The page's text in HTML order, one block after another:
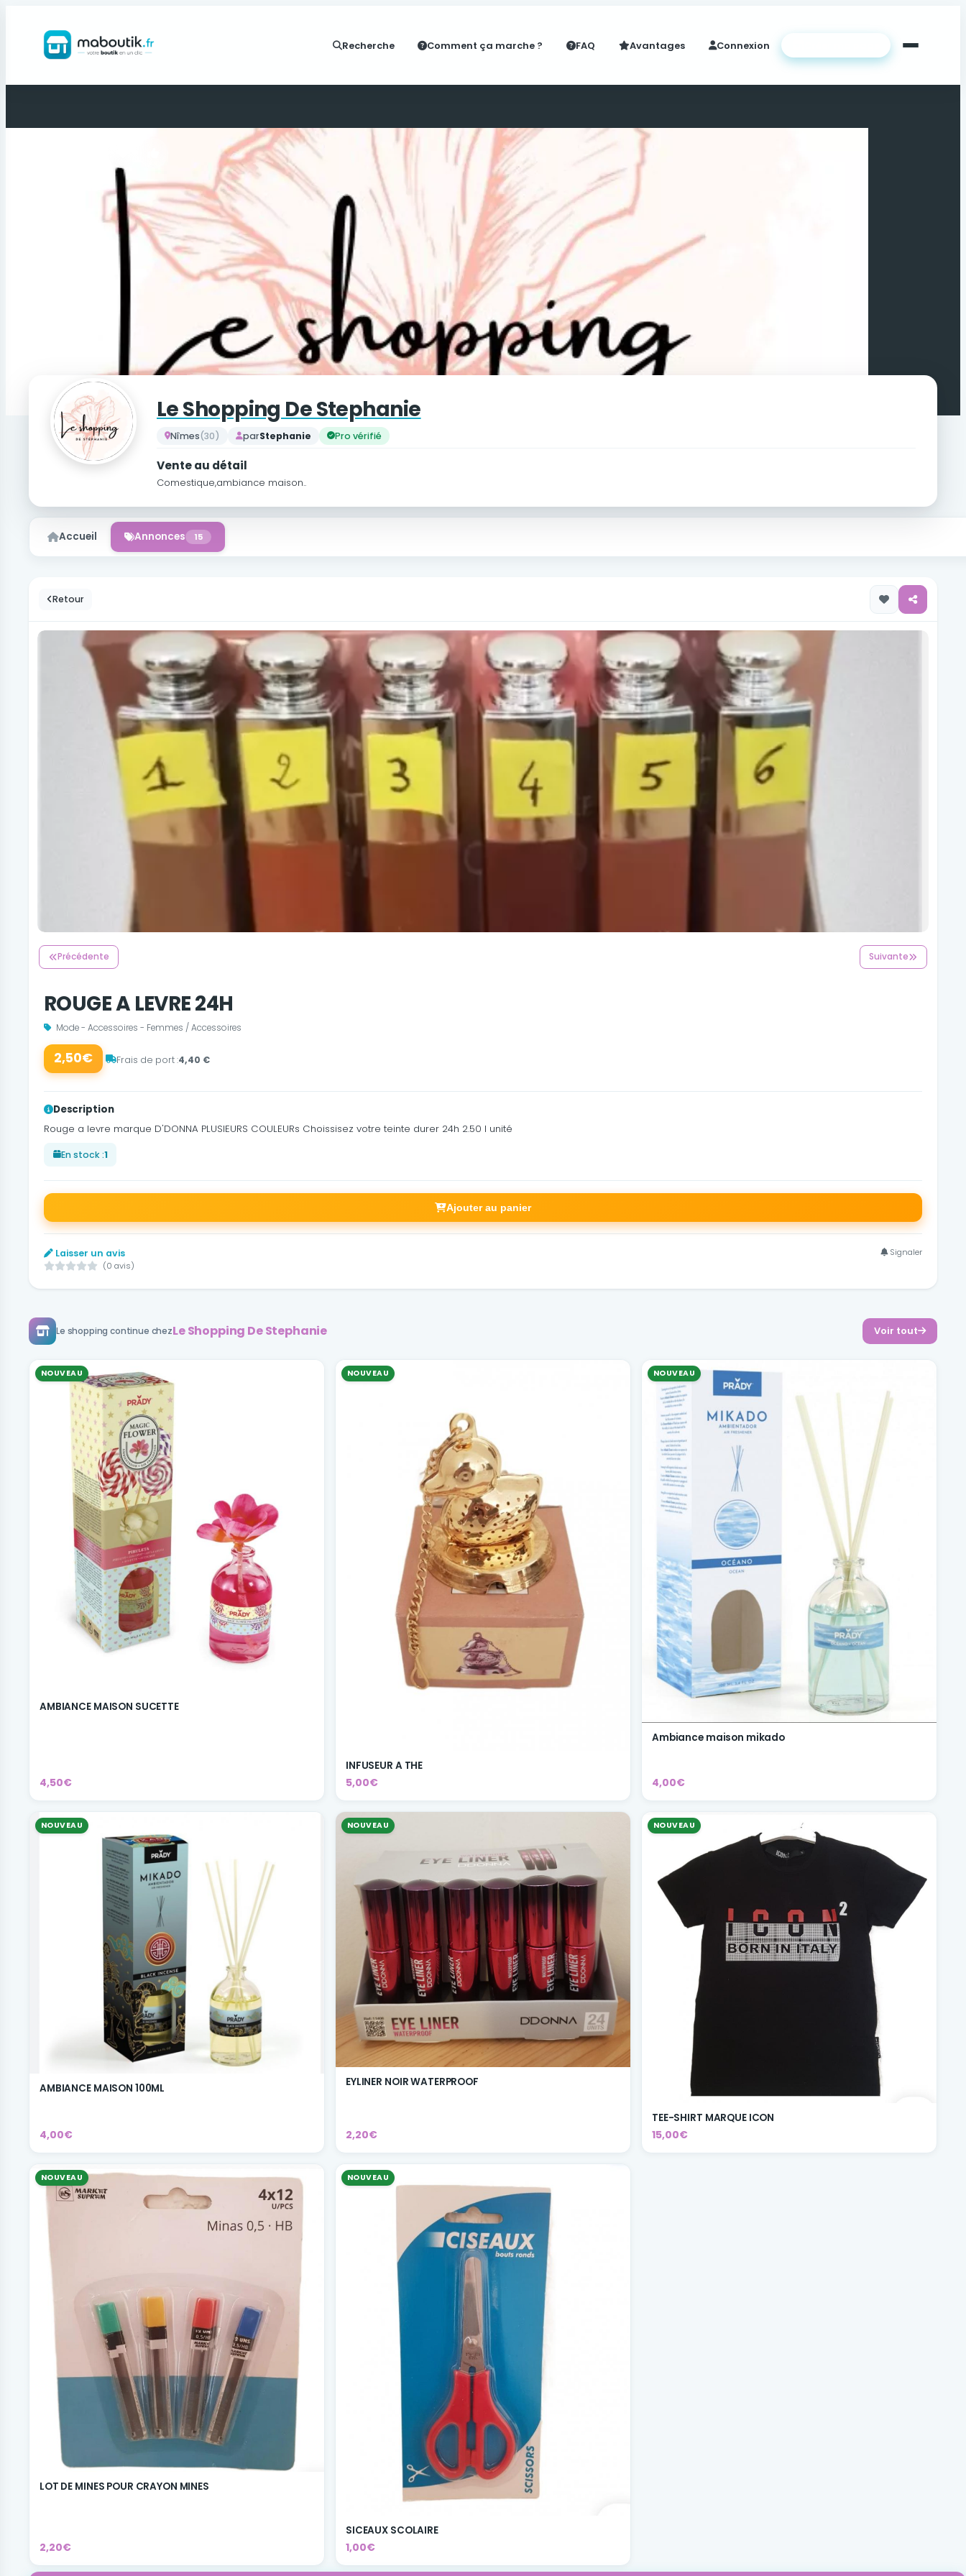
Recherche Comment ça marche ? FAQ Avantages Connexion
Le Shopping De Stephanie
Nîmes(30) parStephanie Pro vérifié
Vente au détail
Comestique,ambiance maison..
Accueil Annonces 15
Retour
Précédente Suivante
ROUGE A LEVRE 24H
Mode - Accessoires - Femmes / Accessoires
2,50€ Frais de port :4,40 €
Description
Rouge a levre marque D'DONNA PLUSIEURS COULEURs Choissisez votre teinte durer 24h 2.50 l unité
En stock :1
Ajouter au panier
Laisser un avis
(0 avis)
Signaler
Le shopping continue chezLe Shopping De Stephanie Voir tout
NOUVEAU
AMBIANCE MAISON SUCETTE
4,50€
NOUVEAU
INFUSEUR A THE
5,00€
NOUVEAU
Ambiance maison mikado
4,00€
NOUVEAU
AMBIANCE MAISON 100ML
4,00€
NOUVEAU
EYLINER NOIR WATERPROOF
2,20€
NOUVEAU
TEE-SHIRT MARQUE ICON
15,00€
NOUVEAU
LOT DE MINES POUR CRAYON MINES
2,20€
NOUVEAU
SICEAUX SCOLAIRE
1,00€